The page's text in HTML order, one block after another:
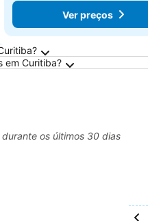
Ver preços
em Curitiba?
os últimos 30 dias